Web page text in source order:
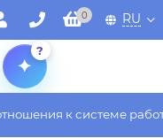
0 RU
?
к системе